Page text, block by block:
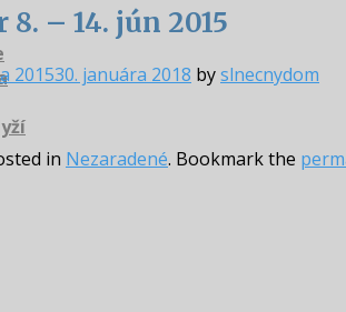
– 14. jún 2015
201530. januára 2018 byslnecnydom
in Nezaradené. Bookmark the